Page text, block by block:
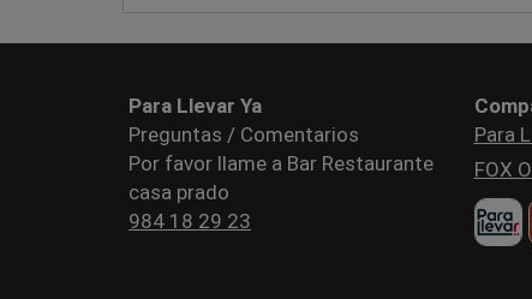
Para Llevar Ya
Preguntas / Comentarios
Por favor llame a Bar Restaurante
casa prado
984 18 29 23
Para
FOX